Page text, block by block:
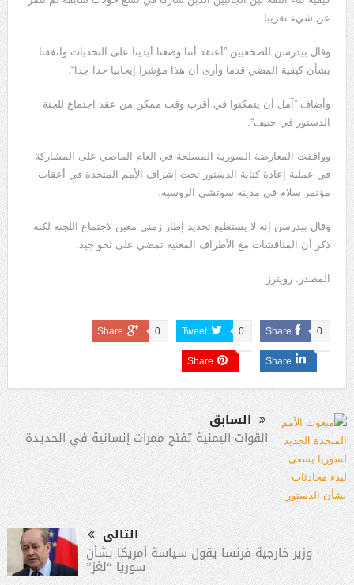
عن شيء تقريبا.
وقال بيدرسن للصحفيين ”أعتقد أننا وضعنا أيدينا على التحديات واتفقنا
بشأن كيفية المضي قدما وأرى أن هذا مؤشرا إيجابيا جدا جدا“.
وأضاف ”آمل أن يتمكنوا في أقرب وقت ممكن من عقد اجتماع للجنة
الدستور في جنيف“.
ووافقت المعارضة السورية المسلحة في العام الماضي على المشاركة
في عملية إعادة كتابة الدستور تحت إشراف الأمم المتحدة في أعقاب
مؤتمر سلام في مدينة سوتشي الروسية.
وقال بيدرسن إنه لا يستطيع تحديد إطار زمني معين لاجتماع اللجنة لكنه
ذكر أن المناقشات مع الأطراف المعنية تمضي على نحو جيد.
المصدر: رويترز
Share 0
Tweet 0
Share 0
Share
Share
السابق
القوات اليمنية تفتح ممرات إنسانية في الحديدة
التالى
وزير خارجية فرنسا يقول سياسة أمريكا بشأن
سوريا “لغز”